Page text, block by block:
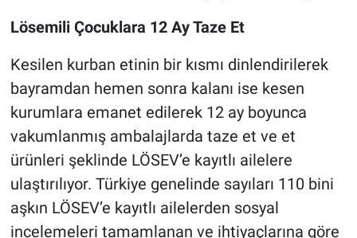
Lösemili Çocuklara 12 Ay Taze Et
Kesilen kurban etinin bir kısmı dinlendirilerek
bayramdan hemen sonra kalanı ise kesen
kurumlara emanet edilerek 12 ay boyunca
vakumlanmış ambalajlarda taze et ve et
ürünleri şeklinde LÖSEV’e kayıtlı ailelere
ulaştırılıyor. Türkiye genelinde sayıları 110 bini
aşkın LÖSEV’e kayıtlı ailelerden sosyal
incelemeleri tamamlanan ve ihtiyaçlarına göre